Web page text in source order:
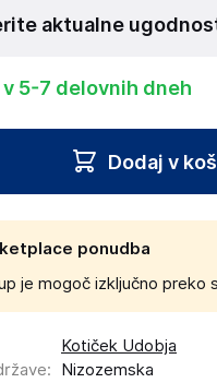
aktualne
v 5-7 delovnih dneh
Dodaj v
ponudba
je mogoč izključno preko
Kotiček Udobja
:
Nizozemska